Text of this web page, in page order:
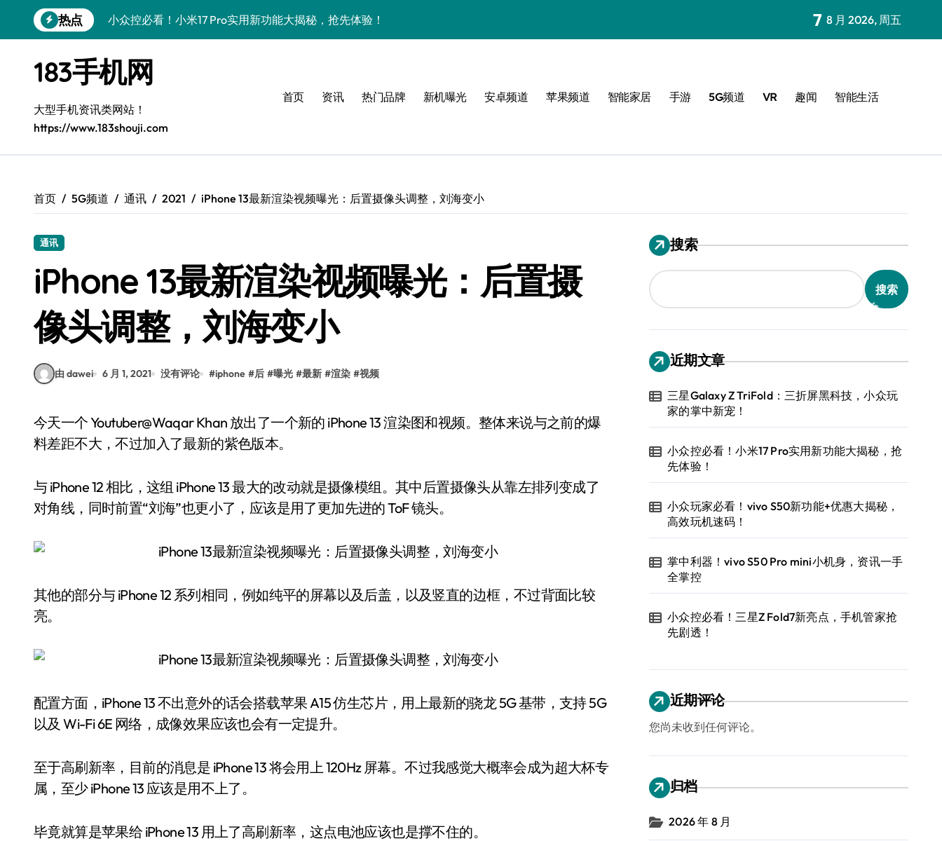
到
热点
小众控必看！小米17 Pro实用新功能大揭秘，抢先体验！
掌中利器！vivo S50 Pro mini小机身，资讯一手全掌控
小众控必看！三星Z Fold7新亮点，手机管家抢先剧透！
小众控必看！三星Galaxy S26黑科技爆料，抢先解锁未来体验！
S25 Ultra颜值封神！定制主题潮到骨子里
S26+颜值暴增！机皇美颜秘籍大公开
三星Galaxy Z TriFold：三折屏黑科技，小众玩家的掌中新宠！
7 8 月 2026, 周五
183手机网
大型手机资讯类网站！
https://www.183shouji.com
首页 资讯 热门品牌 新机曝光 安卓频道 苹果频道 智能家居 手游 5G频道 VR 趣闻 智能生活
首页 5G频道 通讯 2021 iPhone 13最新渲染视频曝光：后置摄像头调整，刘海变小
通讯
iPhone 13最新渲染视频曝光：后置摄
像头调整，刘海变小
由 dawei 6 月 1, 2021 没有评论 #iphone #后 #曝光 #最新 #渲染 #视频
今天一个 Youtuber@Waqar Khan 放出了一个新的 iPhone 13 渲染图和视频。整体来说与之前的爆
料差距不大，不过加入了最新的紫色版本。
与 iPhone 12 相比，这组 iPhone 13 最大的改动就是摄像模组。其中后置摄像头从靠左排列变成了
对角线，同时前置“刘海”也更小了，应该是用了更加先进的 ToF 镜头。
其他的部分与 iPhone 12 系列相同，例如纯平的屏幕以及后盖，以及竖直的边框，不过背面比较
亮。
配置方面，iPhone 13 不出意外的话会搭载苹果 A15 仿生芯片，用上最新的骁龙 5G 基带，支持 5G
以及 Wi-Fi 6E 网络，成像效果应该也会有一定提升。
至于高刷新率，目前的消息是 iPhone 13 将会用上 120Hz 屏幕。不过我感觉大概率会成为超大杯专
属，至少 iPhone 13 应该是用不上了。
毕竟就算是苹果给 iPhone 13 用上了高刷新率，这点电池应该也是撑不住的。
搜索
搜索
近期文章
三星Galaxy Z TriFold：三折屏黑科技，小众玩
家的掌中新宠！
小众控必看！小米17 Pro实用新功能大揭秘，抢
先体验！
小众玩家必看！vivo S50新功能+优惠大揭秘，
高效玩机速码！
掌中利器！vivo S50 Pro mini小机身，资讯一手
全掌控
小众控必看！三星Z Fold7新亮点，手机管家抢
先剧透！
近期评论
您尚未收到任何评论。
归档
2026 年 8 月